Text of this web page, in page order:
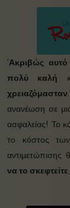
‘Ακριβώς αυτό
πολύ καλή
χρειαζόμασταν
ανανέωση σε
ασφαλείας! Το
το κόστος
αντιμετώπισης
να το σκεφτείτε